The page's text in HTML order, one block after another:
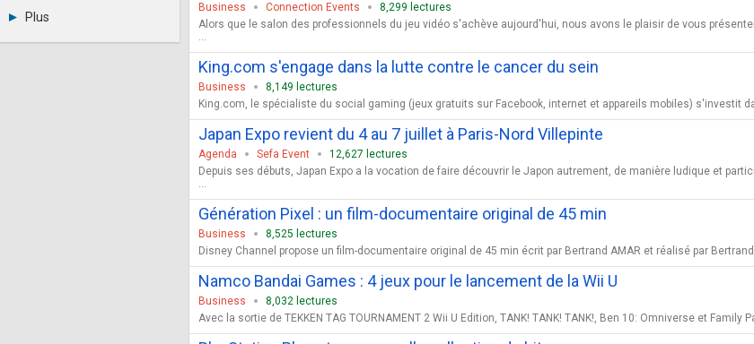
LinkedIn
Plus
Annonceurs
Business Connection Events
8,299 lectures
Alors que le salon des professionnels du jeu vidéo s'achève aujourd'hui, nous avons le plaisir de vous
...
King.com s'engage dans la lutte contre le cancer du sein
Business
8,149 lectures
King.com, le spécialiste du social gaming (jeux gratuits sur Facebook, internet et appareils mobiles) s'investit
Japan Expo revient du 4 au 7 juillet à Paris-Nord Villepinte
Agenda Sefa Event
12,627 lectures
Depuis ses débuts, Japan Expo a la vocation de faire découvrir le Japon autrement, de manière ludique et
...
Génération Pixel : un film-documentaire original de 45 min
Business
8,525 lectures
Disney Channel propose un film-documentaire original de 45 min écrit par Bertrand AMAR et réalisé par
Namco Bandai Games : 4 jeux pour le lancement de la Wii U
Business
8,032 lectures
Avec la sortie de TEKKEN TAG TOURNAMENT 2 Wii U Edition, TANK! TANK! TANK!, Ben 10: Omniverse et